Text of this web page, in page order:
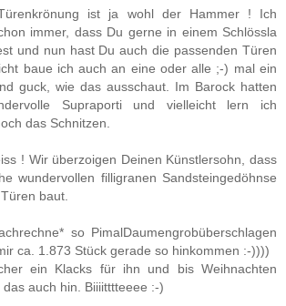
ist ja wohl der Hammer ! Ich
immer, dass Du gerne in einem Schlössla
und nun hast Du auch die passenden Türen
baue ich auch an eine oder alle ;-) mal ein
guck, wie das ausschaut. Im Barock hatten
Supraporti und vielleicht lern ich
das Schnitzen.
! Wir überzoigen Deinen Künstlersohn, dass
wundervollen filligranen Sandsteingedöhnse
baut.
so PimalDaumengrobüberschlagen
ca. 1.873 Stück gerade so hinkommen :-))))
ein Klacks für ihn und bis Weihnachten
auch hin. Biiiitttteeee :-)